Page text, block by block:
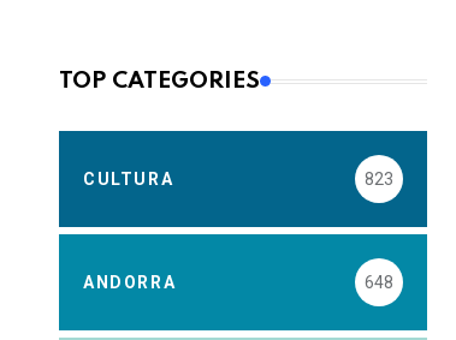
TOP CATEGORIES
CULTURA 823
ANDORRA 648